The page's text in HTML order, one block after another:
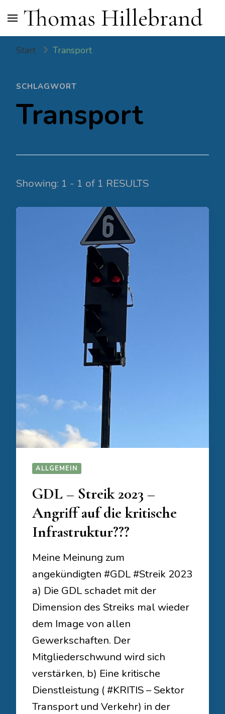
Thomas Hillebrand
Start Transport
SCHLAGWORT
Transport
Showing: 1 - 1 of 1 RESULTS
ALLGEMEIN
GDL – Streik 2023 –
Angriff auf die kritische
Infrastruktur???
Meine Meinung zum
angekündigten #GDL #Streik 2023
a) Die GDL schadet mit der
Dimension des Streiks mal wieder
dem Image von allen
Gewerkschaften. Der
Mitgliederschwund wird sich
verstärken, b) Eine kritische
Dienstleistung ( #KRITIS – Sektor
Transport und Verkehr) in der